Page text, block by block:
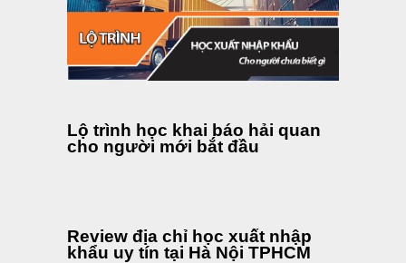
Lộ trình học khai báo hải quan
cho người mới bắt đầu
Review địa chỉ học xuất nhập
khẩu uy tín tại Hà Nội TPHCM